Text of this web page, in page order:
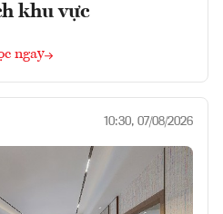
khu vực
ngay
10:30, 07/08/2026